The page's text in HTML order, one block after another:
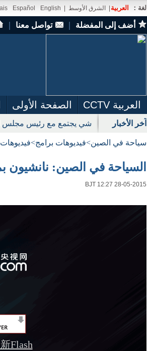
لغة： العربية الشرق الأوسط English
Español
أضف إلى المفضلة تواصل معنا
العربية CCTV الصفحة الأولى
آخر الأخبار شي يجتمع مع رئيس مجلس
سياحة في الصين>فيديوهات برامج>
السياحة في الصين: نانشيون
BJT 12:27 28-05-2015
Flash